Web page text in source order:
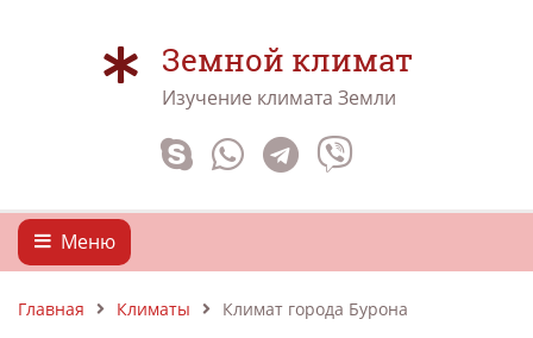
Земной климат
Изучение климата Земли
Меню
Главная Климаты Климат города Бурона